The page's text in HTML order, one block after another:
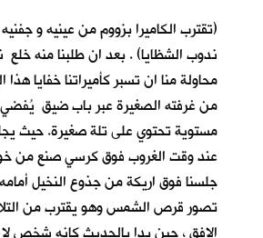
(تقترب الكاميرا بزووم من عينيه و
ندوب الشظايا) . بعد ان طلبنا منه خلع
محاولة منا ان تسبر كأميراتنا خفايا
من غرفته الصغيرة عبر باب ضيق يُفضي
مستوية تحتوي على تلة صغيرة. حيث
عند وقت الغروب فوق كرسي صنع من
جلسنا فوق اريكة من جذوع النخيل أمامه
تصور قرص الشمس وهو يقترب من